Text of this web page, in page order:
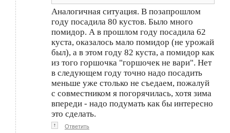
Аналогичная ситуация. В позапрошлом
году посадила 80 кустов. Было много
помидор. А в прошлом году посадила 62
куста, оказалось мало помидор (не урожай
был), а в этом году 82 куста, а помидор как
из того горшочка "горшочек не вари". Нет
в следующем году точно надо посадить
меньше уже столько не съедаем, пожалуй
с совместником я погорячилась, хотя зима
впереди - надо подумать как бы интересно
это сделать.
↑ Ответить